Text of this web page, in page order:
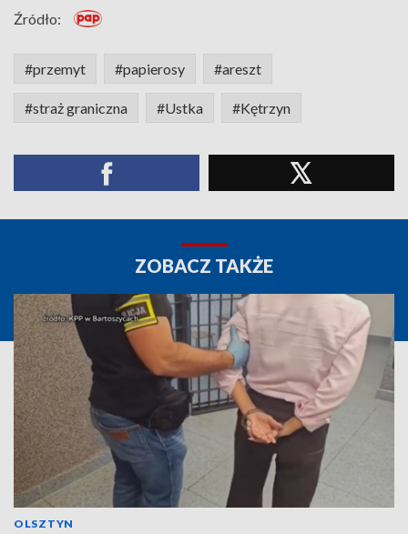
Źródło:
#przemyt #papierosy #areszt
#straż graniczna #Ustka #Kętrzyn
ZOBACZ TAKŻE
OLSZTYN